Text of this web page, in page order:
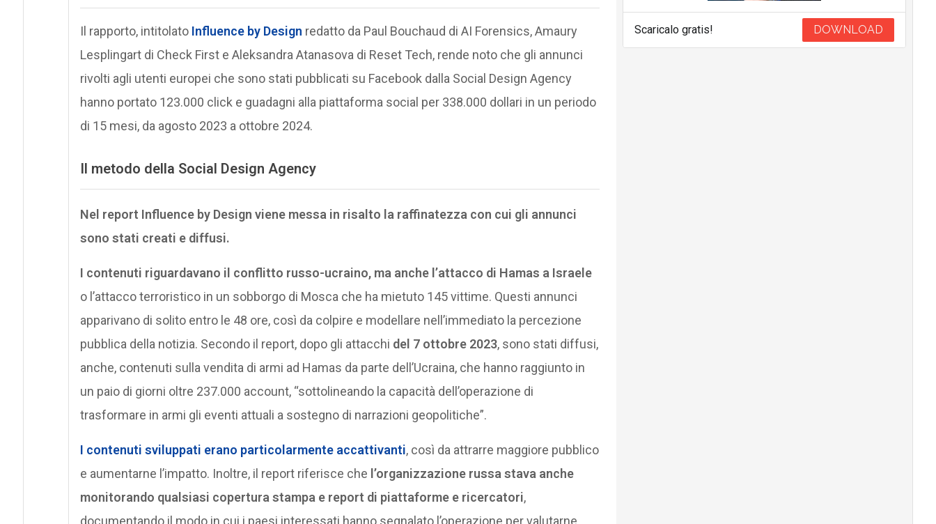
Il rapporto, intitolato Influence by Design redatto da Paul Bouchaud di AI Forensics, Amaury
Lesplingart di Check First e Aleksandra Atanasova di Reset Tech, rende noto che gli annunci
rivolti agli utenti europei che sono stati pubblicati su Facebook dalla Social Design Agency
hanno portato 123.000 click e guadagni alla piattaforma social per 338.000 dollari in un periodo
di 15 mesi, da agosto 2023 a ottobre 2024.
Il metodo della Social Design Agency
Nel report Influence by Design viene messa in risalto la raffinatezza con cui gli annunci
sono stati creati e diffusi.
I contenuti riguardavano il conflitto russo-ucraino, ma anche l’attacco di Hamas a Israele
o l’attacco terroristico in un sobborgo di Mosca che ha mietuto 145 vittime. Questi annunci
apparivano di solito entro le 48 ore, così da colpire e modellare nell’immediato la percezione
pubblica della notizia. Secondo il report, dopo gli attacchi del 7 ottobre 2023, sono stati diffusi,
anche, contenuti sulla vendita di armi ad Hamas da parte dell’Ucraina, che hanno raggiunto in
un paio di giorni oltre 237.000 account, “sottolineando la capacità dell’operazione di
trasformare in armi gli eventi attuali a sostegno di narrazioni geopolitiche”.
I contenuti sviluppati erano particolarmente accattivanti, così da attrarre maggiore pubblico
e aumentarne l’impatto. Inoltre, il report riferisce che l’organizzazione russa stava anche
monitorando qualsiasi copertura stampa e report di piattaforme e ricercatori,
documentando il modo in cui i paesi interessati hanno segnalato l’operazione per valutarne
Scaricalo gratis! DOWNLOAD